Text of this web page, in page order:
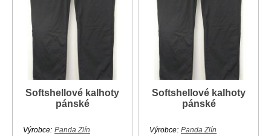
Softshellové kalhoty
pánské
Výrobce: Panda Zlín
Softshellové kalhoty
pánské
Výrobce: Panda Zlín